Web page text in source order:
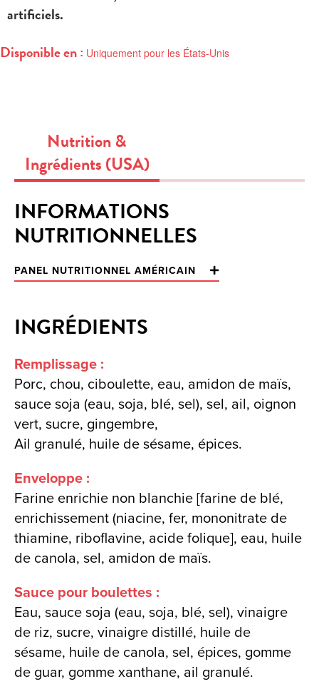
artificiels.
Disponible en : Uniquement pour les États-Unis
Nutrition &
Ingrédients (USA)
INFORMATIONS
NUTRITIONNELLES
PANEL NUTRITIONNEL AMÉRICAIN
INGRÉDIENTS
Remplissage :
Porc, chou, ciboulette, eau, amidon de maïs,
sauce soja (eau, soja, blé, sel), sel, ail, oignon
vert, sucre, gingembre,
Ail granulé, huile de sésame, épices.
Enveloppe :
Farine enrichie non blanchie [farine de blé,
enrichissement (niacine, fer, mononitrate de
thiamine, riboflavine, acide folique], eau, huile
de canola, sel, amidon de maïs.
Sauce pour boulettes :
Eau, sauce soja (eau, soja, blé, sel), vinaigre
de riz, sucre, vinaigre distillé, huile de
sésame, huile de canola, sel, épices, gomme
de guar, gomme xanthane, ail granulé.